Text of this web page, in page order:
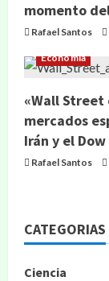
momento
Rafael Santos
Economía
«Wall Street
mercados
Irán y el
Rafael Santos
CATEGORIAS
Ciencia